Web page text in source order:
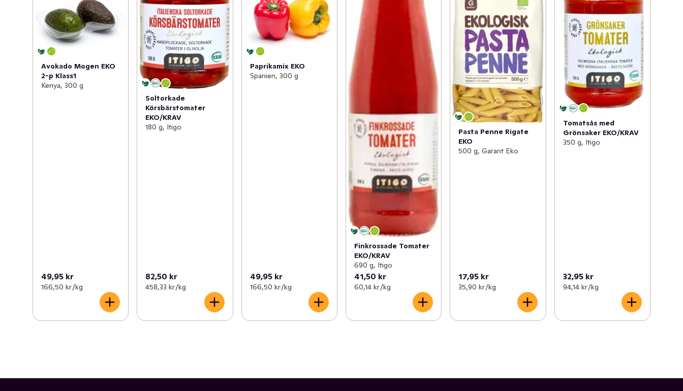
Avokado Mogen EKO
2-p Klass1
Kenya, 300 g
49,95 kr
166,50 kr /kg
Soltorkade
Körsbärstomater
EKO/KRAV
180 g, Itigo
82,50 kr
458,33 kr /kg
Paprikamix EKO
Spanien, 300 g
49,95 kr
166,50 kr /kg
Finkrossade Tomater
EKO/KRAV
690 g, Itigo
41,50 kr
60,14 kr /kg
Pasta Penne Rigate
EKO
500 g, Garant Eko
17,95 kr
35,90 kr /kg
Tomatsås med
Grönsaker EKO/KRAV
350 g, Itigo
32,95 kr
94,14 kr /kg